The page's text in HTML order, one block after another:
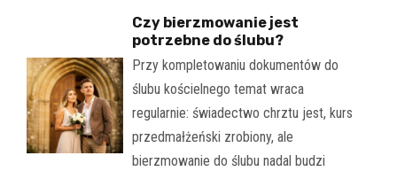
Czy bierzmowanie jest
potrzebne do ślubu?
Przy kompletowaniu dokumentów do
ślubu kościelnego temat wraca
regularnie: świadectwo chrztu jest, kurs
przedmałżeński zrobiony, ale
bierzmowanie do ślubu nadal budzi